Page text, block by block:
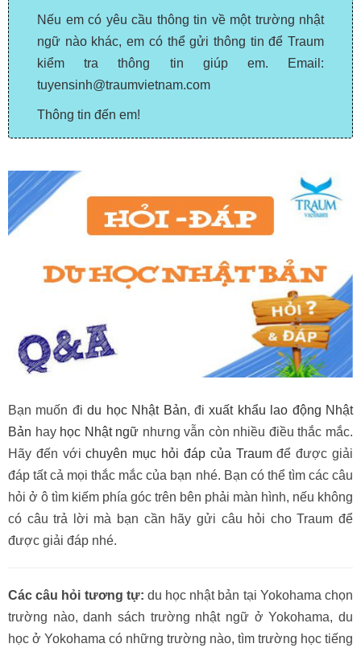
Nếu em có yêu cầu thông tin về một trường nhật
ngữ nào khác, em có thể gửi thông tin để Traum
kiểm tra thông tin giúp em. Email:
tuyensinh@traumvietnam.com
Thông tin đến em!
Bạn muốn đidu học Nhật Bản, đixuất khẩu lao động Nhật
Bản hay học Nhật ngữ nhưng vẫn còn nhiều điều thắc mắc.
Hãy đến vớichuyên mục hỏi đáp của Traumđể được giải
đáp tất cả mọi thắc mắc của bạn nhé. Bạn có thể tìm các câu
hỏi ở ô tìm kiếm phía góc trên bên phải màn hình, nếu không
có câu trả lời mà bạn cần hãy gửi câu hỏi cho Traum để
được giải đáp nhé.
Các câu hỏi tương tự: du học nhật bản tại Yokohama chọn
trường nào, danh sách trường nhật ngữ ở Yokohama, du
học ở Yokohama có những trường nào, tìm trường học tiếng